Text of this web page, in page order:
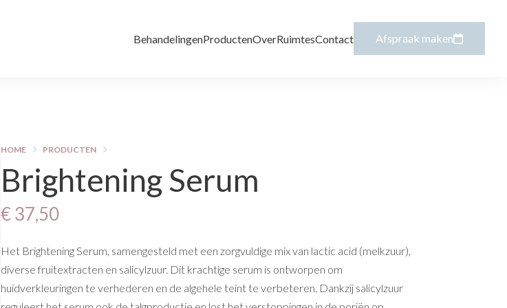
BehandelingenProductenOverRuimtesContact Afspraak maken
HOME PRODUCTEN
Brightening Serum
€ 37,50
Het Brightening Serum, samengesteld met een zorgvuldige mix van lactic acid (melkzuur),
diverse fruitextracten en salicylzuur. Dit krachtige serum is ontworpen om
huidverkleuringen te verhederen en de algehele teint te verbeteren. Dankzij salicylzuur